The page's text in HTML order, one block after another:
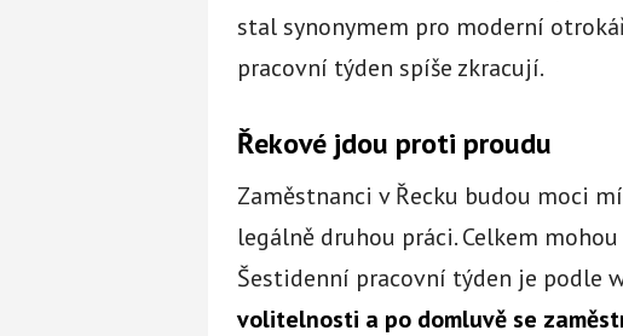
stal synonymem pro moderní
pracovní týden spíše zkracují.
Řekové jdou proti proudu
Zaměstnanci v Řecku budou moci
legálně druhou práci. Celkem
Šestidenní pracovní týden je podle
volitelnosti a po domluvě se